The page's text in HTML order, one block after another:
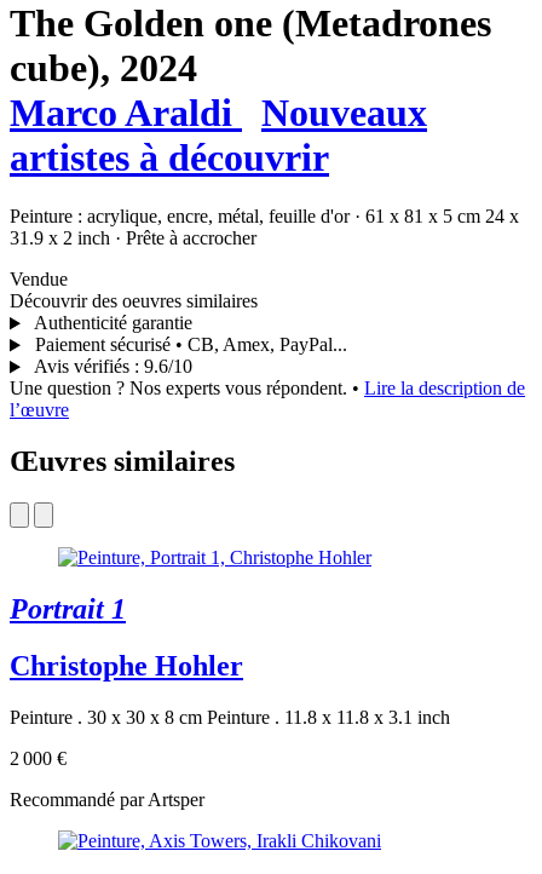
The Golden one (Metadrones
cube), 2024
Marco Araldi
Nouveaux
artistes à découvrir
Peinture : acrylique, encre, métal, feuille d'or · 61 x 81 x 5 cm 24 x
31.9 x 2 inch · Prête à accrocher
Vendue
Découvrir des oeuvres similaires
Authenticité garantie
Paiement sécurisé • CB, Amex, PayPal...
Avis vérifiés : 9.6/10
Une question ? Nos experts vous répondent. • Lire la description de
l’œuvre
Œuvres similaires
Portrait 1
Christophe Hohler
Peinture . 30 x 30 x 8 cm Peinture . 11.8 x 11.8 x 3.1 inch
2 000 €
Recommandé par Artsper